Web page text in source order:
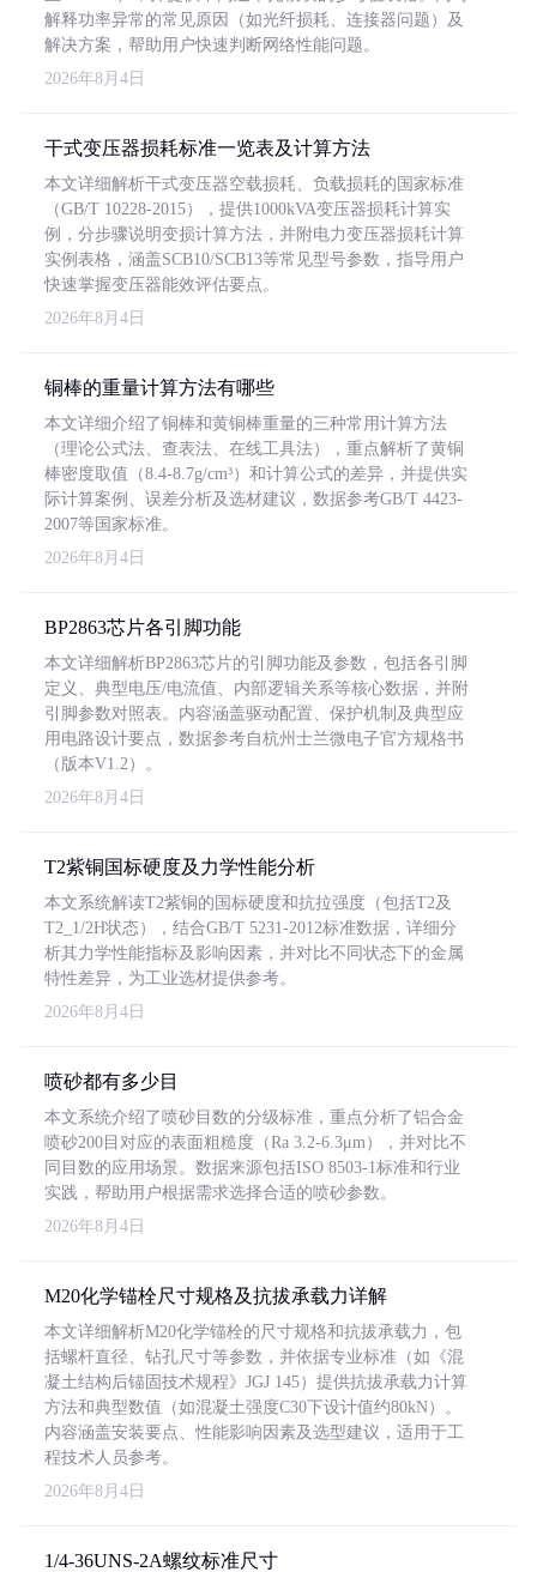
解释功率异常的常见原因（如光纤损耗、连接器问题）及
解决方案，帮助用户快速判断网络性能问题。
2026年8月4日
干式变压器损耗标准一览表及计算方法
本文详细解析干式变压器空载损耗、负载损耗的国家标准
（GB/T 10228-2015），提供1000kVA变压器损耗计算实
例，分步骤说明变损计算方法，并附电力变压器损耗计算
实例表格，涵盖SCB10/SCB13等常见型号参数，指导用户
快速掌握变压器能效评估要点。
2026年8月4日
铜棒的重量计算方法有哪些
本文详细介绍了铜棒和黄铜棒重量的三种常用计算方法
（理论公式法、查表法、在线工具法），重点解析了黄铜
棒密度取值（8.4-8.7g/cm³）和计算公式的差异，并提供实
际计算案例、误差分析及选材建议，数据参考GB/T 4423-
2007等国家标准。
2026年8月4日
BP2863芯片各引脚功能
本文详细解析BP2863芯片的引脚功能及参数，包括各引脚
定义、典型电压/电流值、内部逻辑关系等核心数据，并附
引脚参数对照表。内容涵盖驱动配置、保护机制及典型应
用电路设计要点，数据参考自杭州士兰微电子官方规格书
（版本V1.2）。
2026年8月4日
T2紫铜国标硬度及力学性能分析
本文系统解读T2紫铜的国标硬度和抗拉强度（包括T2及
T2_1/2H状态），结合GB/T 5231-2012标准数据，详细分
析其力学性能指标及影响因素，并对比不同状态下的金属
特性差异，为工业选材提供参考。
2026年8月4日
喷砂都有多少目
本文系统介绍了喷砂目数的分级标准，重点分析了铝合金
喷砂200目对应的表面粗糙度（Ra 3.2-6.3μm），并对比不
同目数的应用场景。数据来源包括ISO 8503-1标准和行业
实践，帮助用户根据需求选择合适的喷砂参数。
2026年8月4日
M20化学锚栓尺寸规格及抗拔承载力详解
本文详细解析M20化学锚栓的尺寸规格和抗拔承载力，包
括螺杆直径、钻孔尺寸等参数，并依据专业标准（如《混
凝土结构后锚固技术规程》JGJ 145）提供抗拔承载力计算
方法和典型数值（如混凝土强度C30下设计值约80kN）。
内容涵盖安装要点、性能影响因素及选型建议，适用于工
程技术人员参考。
2026年8月4日
1/4-36UNS-2A螺纹标准尺寸